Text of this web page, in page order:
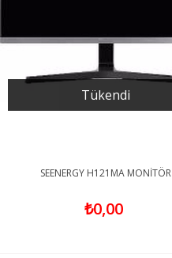
Tükendi
SEENERGY H121MA MONİTÖR
₺0,00